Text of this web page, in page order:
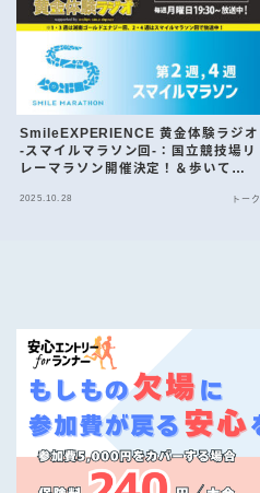
SmileEXPERIENCE 黄金体験ラジオ
-スマイルマラソン回-：国立競技場リ
レーマラソン開催決定！＆歩いて稼
（25/10/27配信）
2025.10.28 トーク